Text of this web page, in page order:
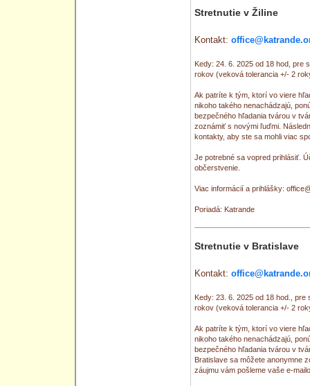
Stretnutie v Žiline
Kontakt:
Kedy: 24. 6. 2025 od 18 hod, pre
rokov (veková tolerancia +/- 2
Ak patríte k tým, ktorí vo viere
nikoho takého nenachádzajú,
bezpečného hľadania tvárou v
zoznámiť s novými ľuďmi.
kontakty, aby ste sa mohli viac
Je potrebné sa vopred prihlásiť.
občerstvenie.
Viac informácií a prihlášky:
Poriadá: Katrande
Stretnutie v Bratislave
Kontakt:
Kedy: 23. 6. 2025 od 18 hod.,
rokov (veková tolerancia +/- 2
Ak patríte k tým, ktorí vo viere
nikoho takého nenachádzajú,
bezpečného hľadania tvárou v
Bratislave sa môžete anonymne
záujmu vám pošleme vaše e-